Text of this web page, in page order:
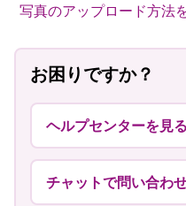
写真のアップロード方法
お困りですか？
ヘルプセンターを見る
チャットで問い合わ